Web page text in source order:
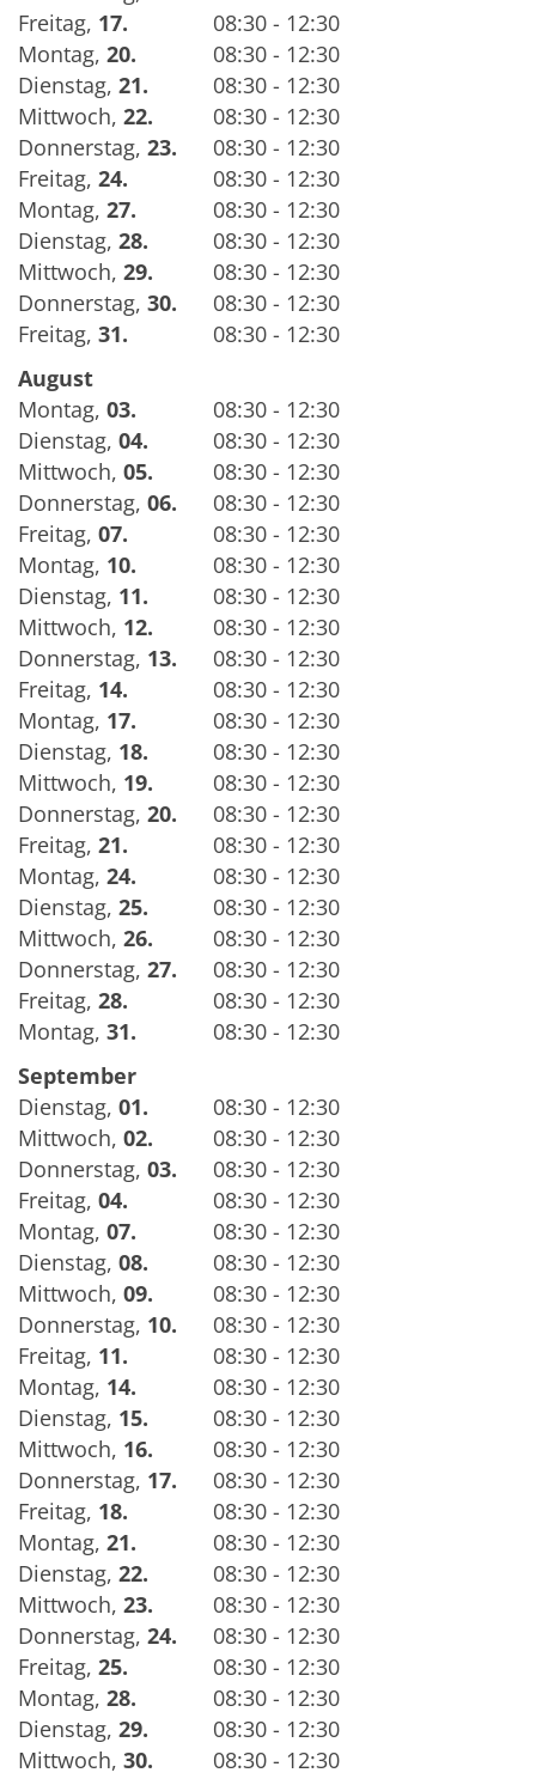
Freitag, 17.
08:30 - 12:30
Montag, 20.
08:30 - 12:30
Dienstag, 21.
08:30 - 12:30
Mittwoch, 22.
08:30 - 12:30
Donnerstag, 23.
08:30 - 12:30
Freitag, 24.
08:30 - 12:30
Montag, 27.
08:30 - 12:30
Dienstag, 28.
08:30 - 12:30
Mittwoch, 29.
08:30 - 12:30
Donnerstag, 30.
08:30 - 12:30
Freitag, 31.
08:30 - 12:30
August
Montag, 03.
08:30 - 12:30
Dienstag, 04.
08:30 - 12:30
Mittwoch, 05.
08:30 - 12:30
Donnerstag, 06.
08:30 - 12:30
Freitag, 07.
08:30 - 12:30
Montag, 10.
08:30 - 12:30
Dienstag, 11.
08:30 - 12:30
Mittwoch, 12.
08:30 - 12:30
Donnerstag, 13.
08:30 - 12:30
Freitag, 14.
08:30 - 12:30
Montag, 17.
08:30 - 12:30
Dienstag, 18.
08:30 - 12:30
Mittwoch, 19.
08:30 - 12:30
Donnerstag, 20.
08:30 - 12:30
Freitag, 21.
08:30 - 12:30
Montag, 24.
08:30 - 12:30
Dienstag, 25.
08:30 - 12:30
Mittwoch, 26.
08:30 - 12:30
Donnerstag, 27.
08:30 - 12:30
Freitag, 28.
08:30 - 12:30
Montag, 31.
08:30 - 12:30
September
Dienstag, 01.
08:30 - 12:30
Mittwoch, 02.
08:30 - 12:30
Donnerstag, 03.
08:30 - 12:30
Freitag, 04.
08:30 - 12:30
Montag, 07.
08:30 - 12:30
Dienstag, 08.
08:30 - 12:30
Mittwoch, 09.
08:30 - 12:30
Donnerstag, 10.
08:30 - 12:30
Freitag, 11.
08:30 - 12:30
Montag, 14.
08:30 - 12:30
Dienstag, 15.
08:30 - 12:30
Mittwoch, 16.
08:30 - 12:30
Donnerstag, 17.
08:30 - 12:30
Freitag, 18.
08:30 - 12:30
Montag, 21.
08:30 - 12:30
Dienstag, 22.
08:30 - 12:30
Mittwoch, 23.
08:30 - 12:30
Donnerstag, 24.
08:30 - 12:30
Freitag, 25.
08:30 - 12:30
Montag, 28.
08:30 - 12:30
Dienstag, 29.
08:30 - 12:30
Mittwoch, 30.
08:30 - 12:30